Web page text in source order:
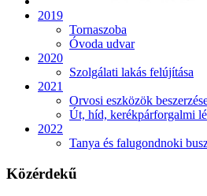
2019
Tornaszoba
Óvoda udvar
2020
Szolgálati lakás felújítása
2021
Orvosi eszközök
Út, híd, kerékpárforgalmi
2022
Tanya és falugondnoki
Közérdekű